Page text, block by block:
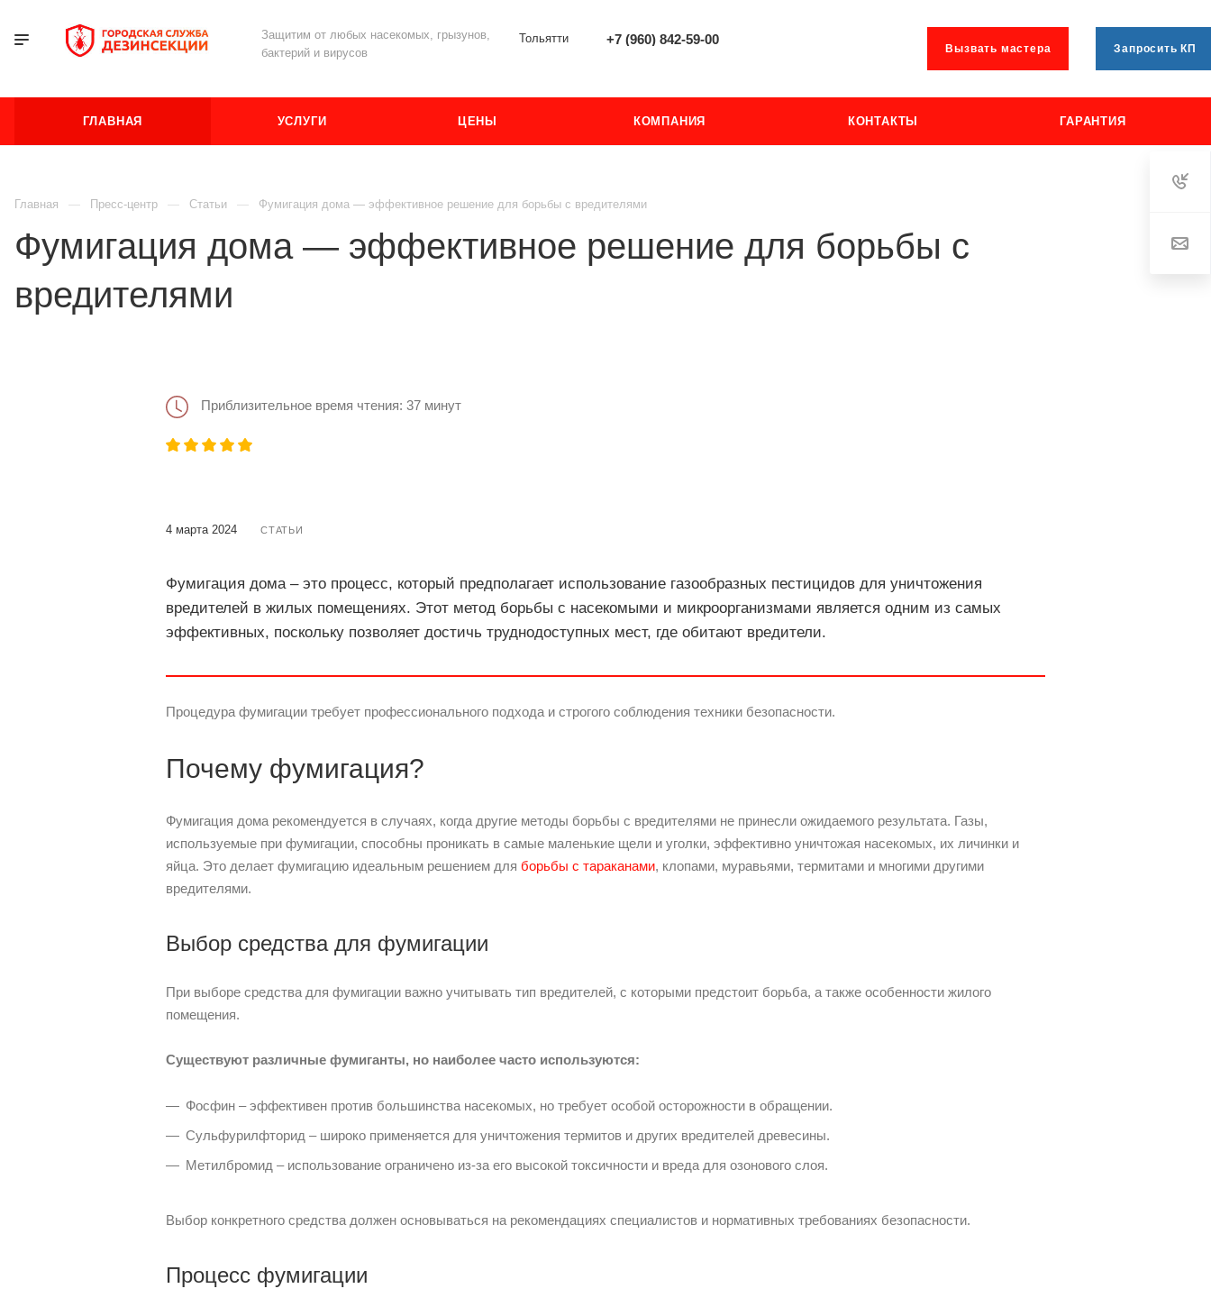
Защитим от любых насекомых, грызунов,
бактерий и вирусов
Тольятти +7 (960) 842-59-00
Вызвать мастера Запросить КП
ГЛАВНАЯ УСЛУГИ ЦЕНЫ КОМПАНИЯ КОНТАКТЫ ГАРАНТИЯ
Главная Пресс-центр Статьи Фумигация дома — эффективное решение для борьбы с вредителями
Фумигация дома — эффективное решение для борьбы с
вредителями
Приблизительное время чтения: 37 минут
4 марта 2024 СТАТЬИ
Фумигация дома – это процесс, который предполагает использование газообразных пестицидов для уничтожения
вредителей в жилых помещениях. Этот метод борьбы с насекомыми и микроорганизмами является одним из самых
эффективных, поскольку позволяет достичь труднодоступных мест, где обитают вредители.
Процедура фумигации требует профессионального подхода и строгого соблюдения техники безопасности.
Почему фумигация?
Фумигация дома рекомендуется в случаях, когда другие методы борьбы с вредителями не принесли ожидаемого результата. Газы,
используемые при фумигации, способны проникать в самые маленькие щели и уголки, эффективно уничтожая насекомых, их личинки и
яйца. Это делает фумигацию идеальным решением для борьбы с тараканами, клопами, муравьями, термитами и многими другими
вредителями.
Выбор средства для фумигации
При выборе средства для фумигации важно учитывать тип вредителей, с которыми предстоит борьба, а также особенности жилого
помещения.
Существуют различные фумиганты, но наиболее часто используются:
Фосфин – эффективен против большинства насекомых, но требует особой осторожности в обращении.
Сульфурилфторид – широко применяется для уничтожения термитов и других вредителей древесины.
Метилбромид – использование ограничено из-за его высокой токсичности и вреда для озонового слоя.
Выбор конкретного средства должен основываться на рекомендациях специалистов и нормативных требованиях безопасности.
Процесс фумигации